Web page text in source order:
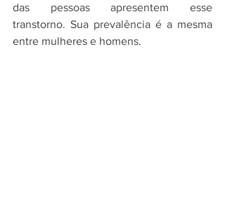
das pessoas apresentem esse
transtorno. Sua prevalência é a mesma
entre mulheres e homens.